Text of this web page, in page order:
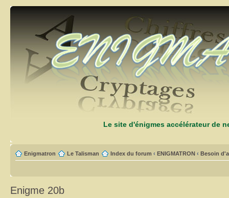
Le site d'énigmes accélérateur de
Enigmatron Le Talisman Index du forum ‹ ENIGMATRON ‹ Besoin
Enigme 20b